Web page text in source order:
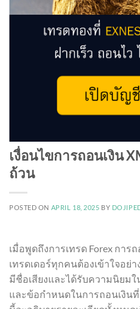
เงื่อนไขการถอนเงิน
ถ้วน
POSTED ON APRIL 18, 2025 BY
เมื่อพูดถึงการเทรด Forex กา
เทรดเดอร์ทุกคนต้องเข้าใจอย่
มีชื่อเสียงและได้รับความนิยมใ
และข้อกำหนดในการถอนเงิน